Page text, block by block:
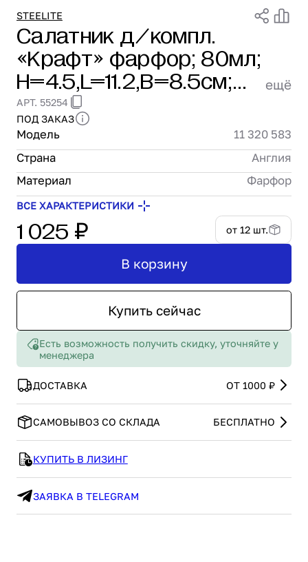
Проектирование
Сервис и монтаж
ПОКУПАТЕЛЯМ
Доставка и оплата
Гарантия и возврат
Лизинг
Акции
О нас
Бренды
Контакты
STEELITE
Салатник д/компл.
«Крафт» фарфор; 80мл;
H=4.5,L=11.2,B=8.5см;
коричнев. Steelite 11 320
583
ещё
АРТ. 55254
ПОД ЗАКАЗ
Модель
11 320 583
Страна
Англия
Материал
Фарфор
ВСЕ ХАРАКТЕРИСТИКИ
1 025 ₽ от 12 шт.
Купить сейчас
В корзину
Есть возможность получить скидку, уточняйте у
менеджера
ДОСТАВКА ОТ 1000 ₽
САМОВЫВОЗ СО СКЛАДА БЕСПЛАТНО
КУПИТЬ В ЛИЗИНГ
ЗАЯВКА В TELEGRAM